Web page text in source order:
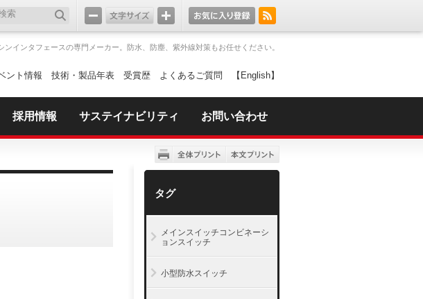
ンインタフェースの専門メーカー。防水、防塵、紫外線対策もお任せください。
ント情報 技術・製品年表 受賞歴 よくあるご質問 【English】
採用情報 サステイナビリティ お問い合わせ
タグ
メインスイッチコンビネーシ
ョンスイッチ
小型防水スイッチ